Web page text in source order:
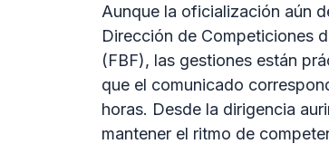
Aunque la oficialización aún
Dirección de Competiciones
(FBF), las gestiones están
que el comunicado
horas. Desde la dirigencia
mantener el ritmo de